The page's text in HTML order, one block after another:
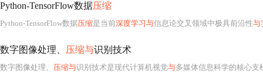
Python-TensorFlow数据压缩
Python-TensorFlow数据压缩是当前深度学习与信息论交叉领域中极具前沿性与
数字图像处理、 压缩与识别技术
数字图像处理、 压缩与识别技术是现代计算机视觉与多媒体信息科学的核心支柱，贯穿从底层像